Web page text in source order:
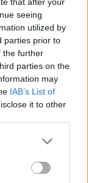
seeing
utilized by
parties prior to
the further
parties on the
may
IAB’s List of
it to other